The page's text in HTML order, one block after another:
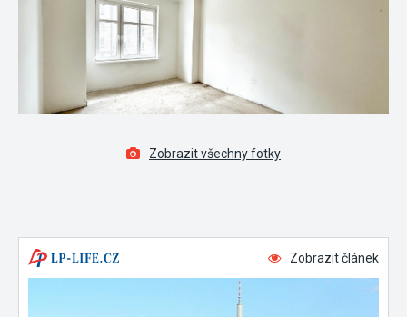
Zobrazit všechny fotky
Zobrazit článek